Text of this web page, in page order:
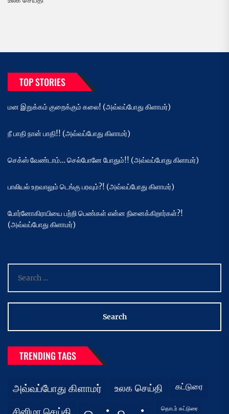
TOP STORIES
மன இறுக்கம் குறைக்கும் கலை! (அவ்வப்போது கிளாமர்)
நீ பாதி நான் பாதி!! (அவ்வப்போது கிளாமர்)
செக்ஸ் வேண்டாம்… செல்போனே போதும்!! (அவ்வப்போது கிளாமர்)
பாலியல் உறவாலும் டெங்கு பரவும்?! (அவ்வப்போது கிளாமர்)
போர்னோகிராபியை பற்றி பெண்கள் என்ன நினைக்கிறார்கள்?!
(அவ்வப்போது கிளாமர்)
for:
TRENDING TAGS
அவ்வப்போது கிளாமர் உலக செய்தி கட்டுரை
தொடர் கட்டுரை